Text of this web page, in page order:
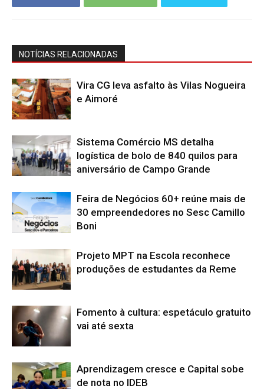
NOTÍCIAS RELACIONADAS
Vira CG leva asfalto às Vilas Nogueira
e Aimoré
Sistema Comércio MS detalha
logística de bolo de 840 quilos para
aniversário de Campo Grande
Feira de Negócios 60+ reúne mais de
30 empreendedores no Sesc Camillo
Boni
Projeto MPT na Escola reconhece
produções de estudantes da Reme
Fomento à cultura: espetáculo gratuito
vai até sexta
Aprendizagem cresce e Capital sobe
de nota no IDEB